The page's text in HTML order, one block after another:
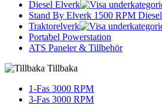
Diesel Elverk
Stand By Elverk 1500 RPM Diesel
Traktorelverk
Portabel Powerstation
ATS Paneler & Tillbehör
Tillbaka
1-Fas 3000 RPM
3-Fas 3000 RPM